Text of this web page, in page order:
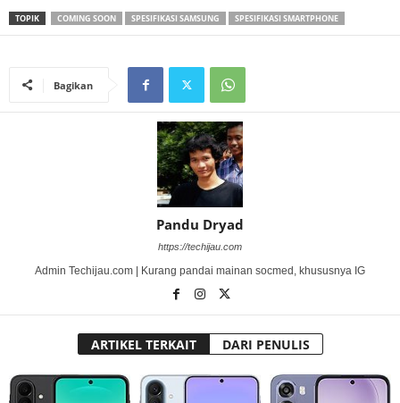
TOPIK COMING SOON SPESIFIKASI SAMSUNG SPESIFIKASI SMARTPHONE
Bagikan
Pandu Dryad
https://techijau.com
Admin Techijau.com | Kurang pandai mainan socmed, khususnya IG
ARTIKEL TERKAIT DARI PENULIS